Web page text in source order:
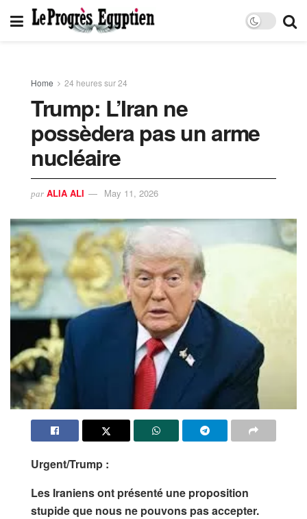
Home 24 heures sur 24
Trump: L’Iran ne
possèdera pas un arme
nucléaire
par ALIA ALI May 11, 2026
Urgent/Trump :
Les Iraniens ont présenté une proposition
stupide que nous ne pouvons pas accepter.